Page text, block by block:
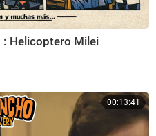
: Helicoptero Milei
00:13:41